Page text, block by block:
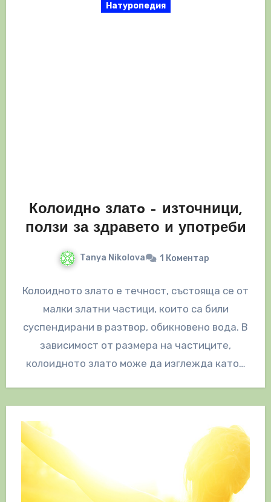
Натуропедия
Колоиднo златo – източници,
ползи за здравето и употреби
Tanya Nikolova 1 Коментар
Колоидното злато е течност, състояща се от
малки златни частици, които са били
суспендирани в разтвор, обикновено вода. В
зависимост от размера на частиците,
колоидното злато може да изглежда като…